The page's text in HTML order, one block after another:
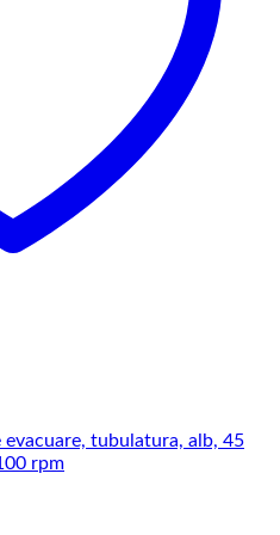
tubulatura, alb, 45
rpm